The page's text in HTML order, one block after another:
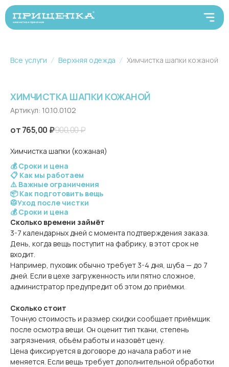
Все услуги Верхняя одежда Химчистка шапки кожаной
ХИМЧИСТКА ШАПКИ КОЖАНОЙ
Артикул: 10.10.0102
765,00 ₽900,00₽
Химчистка шапки (кожаная)
💰 Сроки и цена
📋 Как мы работаем
⚠️ Важные ограничения
📦 Как подготовить вещь
🥼Уход после чистки
💰 Сроки и цена
Сколько времени займёт
3-7 календарных дней с момента подтверждения заказа.
День, когда вещь поступит на фабрику, в этот срок не
входит.
Например, пуховик обычно требует 3-4 дня, шуба — до 7
дней. Если в цехе загруженность или пятно сложное,
администратор предупредит об этом до приёмки.
Сколько стоит
Точную стоимость и размер скидки сообщает приёмщик
после осмотра вещи. Он оценит тип ткани, степень
загрязнения, объём работы и назовёт цену.
Цена фиксируется в договоре до начала работ и не
меняется. Если вещь требует дополнительной обработки